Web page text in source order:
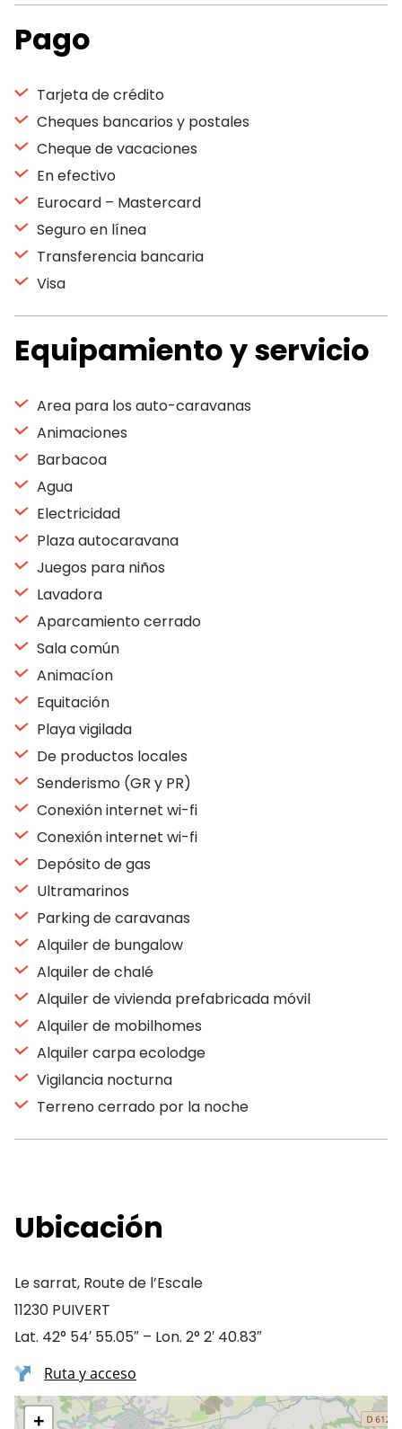
Pago
Tarjeta de crédito
Cheques bancarios y postales
Cheque de vacaciones
En efectivo
Eurocard – Mastercard
Seguro en línea
Transferencia bancaria
Visa
Equipamiento y servicio
Area para los auto-caravanas
Animaciones
Barbacoa
Agua
Electricidad
Plaza autocaravana
Juegos para niños
Lavadora
Aparcamiento cerrado
Sala común
Animacíon
Equitación
Playa vigilada
De productos locales
Senderismo (GR y PR)
Conexión internet wi-fi
Conexión internet wi-fi
Depósito de gas
Ultramarinos
Parking de caravanas
Alquiler de bungalow
Alquiler de chalé
Alquiler de vivienda prefabricada móvil
Alquiler de mobilhomes
Alquiler carpa ecolodge
Vigilancia nocturna
Terreno cerrado por la noche
Ubicación
Le sarrat, Route de l’Escale
11230 PUIVERT
Lat. 42° 54′ 55.05″ – Lon. 2° 2′ 40.83″
Ruta y acceso
+